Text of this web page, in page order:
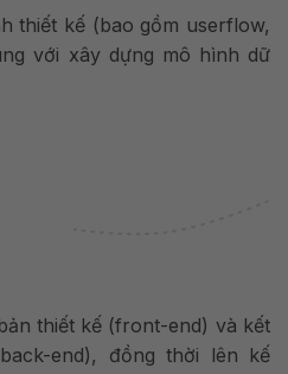
thiết kế (bao gồm userflow,
với xây dựng mô hình dữ
thiết kế (front-end) và kết
end), đồng thời lên kế